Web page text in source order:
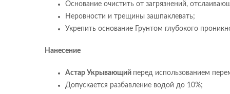
Основание очистить от загрязнений,
Неровности и трещины зашпаклевать;
Укрепить основание Грунтом глубокого
Нанесение
Астар Укрывающий перед использованием
Допускается разбавление водой до 10%;